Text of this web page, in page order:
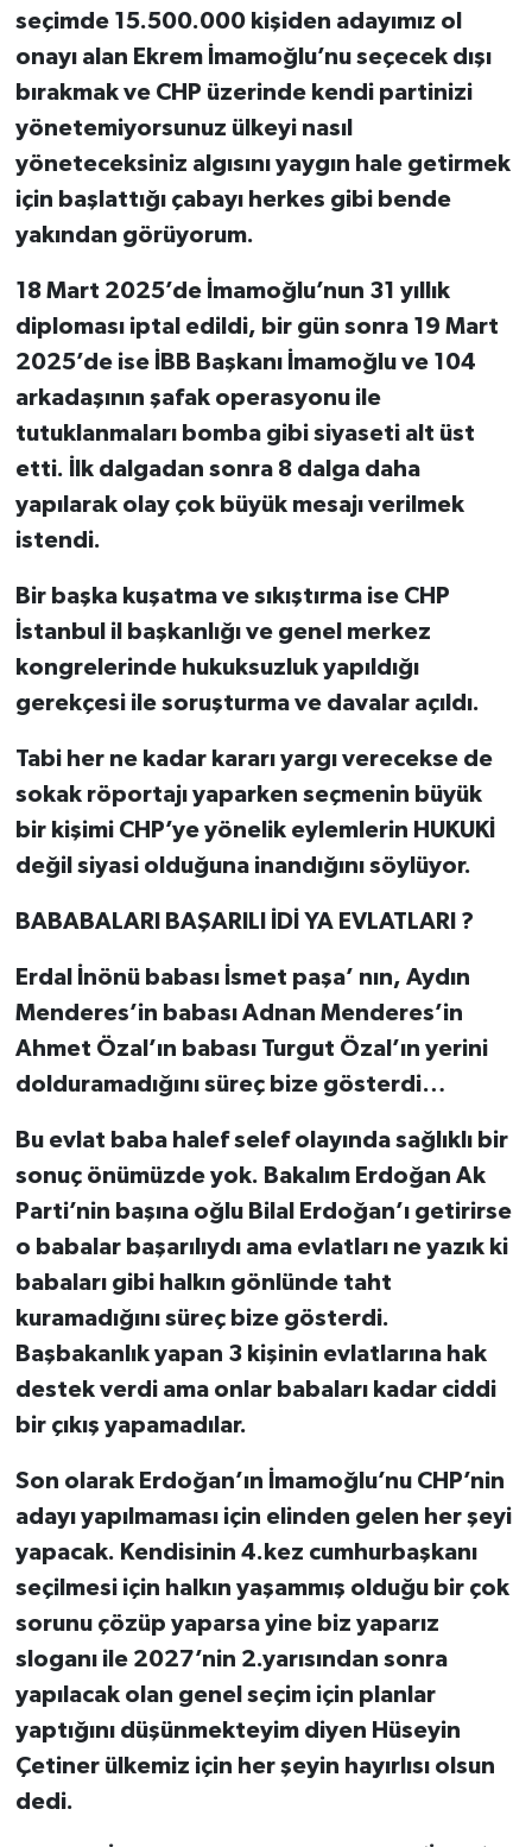
seçimde 15.500.000 kişiden adayımız ol
onayı alan Ekrem İmamoğlu’nu seçecek dışı
bırakmak ve CHP üzerinde kendi partinizi
yönetemiyorsunuz ülkeyi nasıl
yöneteceksiniz algısını yaygın hale getirmek
için başlattığı çabayı herkes gibi bende
yakından görüyorum.
18 Mart 2025’de İmamoğlu’nun 31 yıllık
diploması iptal edildi, bir gün sonra 19 Mart
2025’de ise İBB Başkanı İmamoğlu ve 104
arkadaşının şafak operasyonu ile
tutuklanmaları bomba gibi siyaseti alt üst
etti. İlk dalgadan sonra 8 dalga daha
yapılarak olay çok büyük mesajı verilmek
istendi.
Bir başka kuşatma ve sıkıştırma ise CHP
İstanbul il başkanlığı ve genel merkez
kongrelerinde hukuksuzluk yapıldığı
gerekçesi ile soruşturma ve davalar açıldı.
Tabi her ne kadar kararı yargı verecekse de
sokak röportajı yaparken seçmenin büyük
bir kişimi CHP’ye yönelik eylemlerin HUKUKİ
değil siyasi olduğuna inandığını söylüyor.
BABABALARI BAŞARILI İDİ YA EVLATLARI ?
Erdal İnönü babası İsmet paşa’ nın, Aydın
Menderes’in babası Adnan Menderes’in
Ahmet Özal’ın babası Turgut Özal’ın yerini
dolduramadığını süreç bize gösterdi…
Bu evlat baba halef selef olayında sağlıklı bir
sonuç önümüzde yok. Bakalım Erdoğan Ak
Parti’nin başına oğlu Bilal Erdoğan’ı getirirse
o babalar başarılıydı ama evlatları ne yazık ki
babaları gibi halkın gönlünde taht
kuramadığını süreç bize gösterdi.
Başbakanlık yapan 3 kişinin evlatlarına hak
destek verdi ama onlar babaları kadar ciddi
bir çıkış yapamadılar.
Son olarak Erdoğan’ın İmamoğlu’nu CHP’nin
adayı yapılmaması için elinden gelen her şeyi
yapacak. Kendisinin 4.kez cumhurbaşkanı
seçilmesi için halkın yaşammış olduğu bir çok
sorunu çözüp yaparsa yine biz yaparız
sloganı ile 2027’nin 2.yarısından sonra
yapılacak olan genel seçim için planlar
yaptığını düşünmekteyim diyen Hüseyin
Çetiner ülkemiz için her şeyin hayırlısı olsun
dedi.